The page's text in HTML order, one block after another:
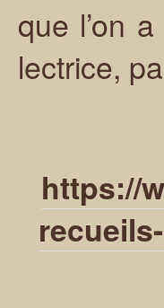
que l’on
lectrice,
https://